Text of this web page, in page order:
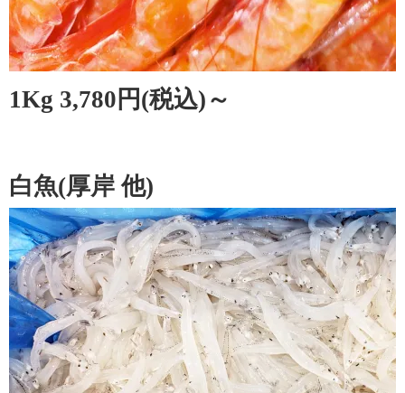
1Kg 3,780円(税込)～
白魚(厚岸 他)